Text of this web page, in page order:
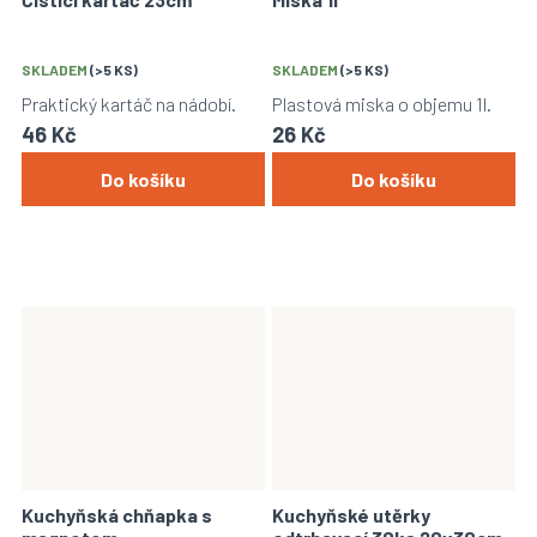
SKLADEM (>5 KS)
46 Kč
Do košíku
Praktický kartáč na nádobí.
SKLADEM (>5 KS)
26 Kč
Do košíku
Plastová miska o objemu 1l.
Kuchyňská chňapka s
Kuchyňské utěrky